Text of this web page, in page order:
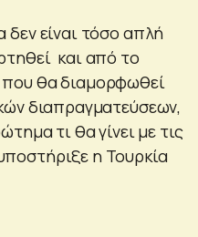
δεν είναι τόσο απλή
και από το
που θα διαμορφωθεί
διαπραγματεύσεων,
τι θα γίνει με τις
η Τουρκία